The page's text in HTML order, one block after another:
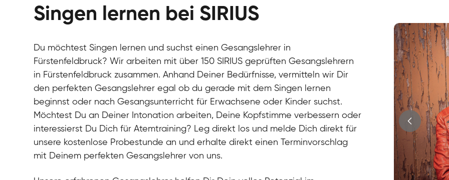
Singen lernen bei SIRIUS
Du möchtest Singen lernen und suchst einen Gesangslehrer in
Fürstenfeldbruck? Wir arbeiten mit über 150 SIRIUS geprüften Gesangslehrern
in Fürstenfeldbruck zusammen. Anhand Deiner Bedürfnisse, vermitteln wir Dir
den perfekten Gesangslehrer egal ob du gerade mit dem Singen lernen
beginnst oder nach Gesangsunterricht für Erwachsene oder Kinder suchst.
Möchtest Du an Deiner Intonation arbeiten, Deine Kopfstimme verbessern oder
interessierst Du Dich für Atemtraining? Leg direkt los und melde Dich direkt für
unsere kostenlose Probestunde an und erhalte direkt einen Terminvorschlag
mit Deinem perfekten Gesangslehrer von uns.
Stefan
Gesang /